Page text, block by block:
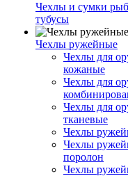
Чехлы и сумки
тубусы
Чехлы ружейные
Чехлы для
кожаные
Чехлы для
Чехлы для
тканевые
Чехлы
Чехлы
поролон
Чехлы